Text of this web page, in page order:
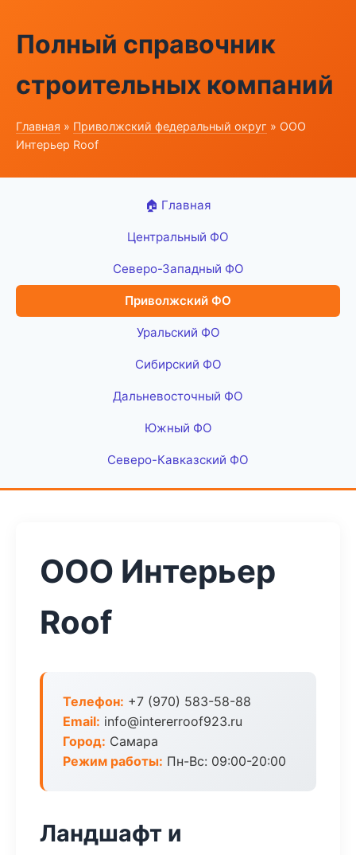
Полный справочник
строительных компаний
Главная » Приволжский федеральный округ » ООО
Интерьер Roof
🏠 Главная
Центральный ФО
Северо-Западный ФО
Приволжский ФО
Уральский ФО
Сибирский ФО
Дальневосточный ФО
Южный ФО
Северо-Кавказский ФО
ООО Интерьер
Roof
Телефон: +7 (970) 583-58-88
Email: info@intererroof923.ru
Город: Самара
Режим работы: Пн-Вс: 09:00-20:00
Ландшафт и